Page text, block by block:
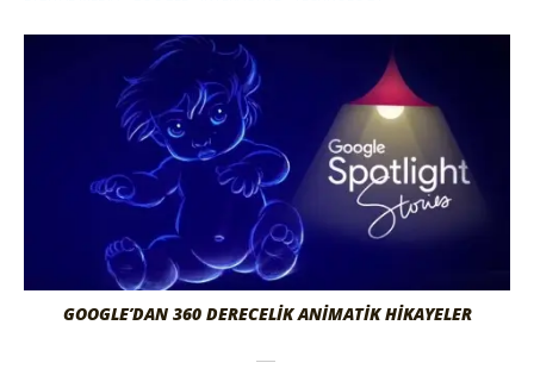
GOOGLE’DAN 360 DERECELİK ANİMATİK HİKAYELER